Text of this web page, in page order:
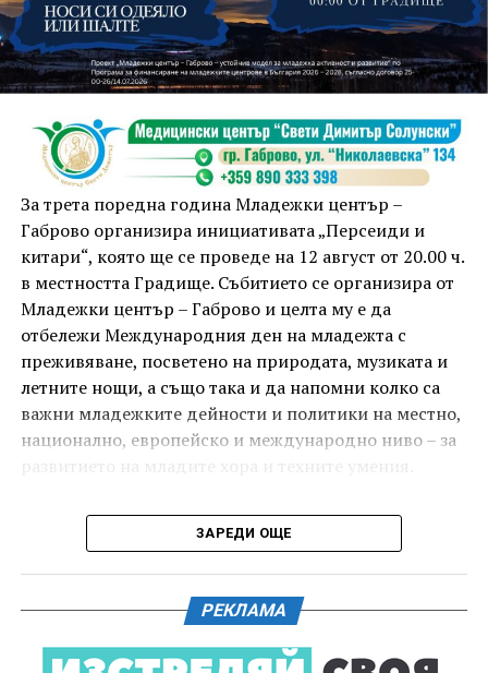
На 13 август организаторите са предвидили
занимания и за здрав дух, и за здраво тяло.
Инструкторката по пилатес и йога Йоанна Петрова
от FitLab ще се погрижи за добрия тонус с групова
тренировка от 19.00 ч., а след това ще има мозъчна
атака с куиз вечер за обща култура. Вечерта ще
приключи с прожекция на новия български
комедиен филм „Брънч за начинаещи“ – в парка,
под звездното дряновско небе.
И двете вечери ще продължи инициативата „Книга
за книга“ – всеки може да донесе книга от личната
си библиотека и да вземе друга. Целта е обмен на
заглавия, впечатления и приятен разговор за
За трета поредна година Младежки център –
Габрово организира инициативата „Персеиди и
китари“, която ще се проведе на 12 август от 20.00 ч.
в местността Градище. Събитието се организира от
Младежки център – Габрово и целта му е да
отбележи Международния ден на младежта с
преживяване, посветено на природата, музиката и
летните нощи, а също така и да напомни колко са
важни младежките дейности и политики на местно,
национално, европейско и международно ниво – за
Вечерта е в пика на метеорния поток „Персеиди“ –
едно от най-красивите и очаквани астрономически
дни Земята преминава през шлейф от частици,
оставени от кометата 109P/Swift-Tuttle.
Тези частици изгарят в атмосферата над нас и
ЗАРЕДИ ОЩЕ
РЕКЛАМА